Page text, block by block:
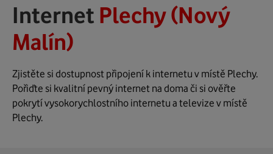
Internet Plechy (Nový
Malín)
Zjistěte si dostupnost připojení k internetu v místě Plechy.
Pořiďte si kvalitní pevný internet na doma či si ověřte
pokrytí vysokorychlostního internetu a televize v místě
Plechy.